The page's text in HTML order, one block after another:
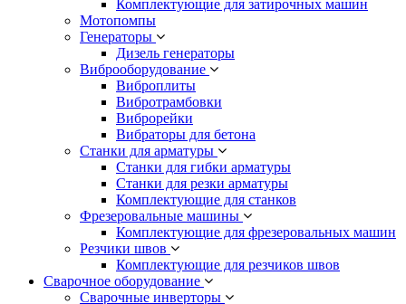
Комплектующие для затирочных машин
Мотопомпы
Генераторы
Дизель генераторы
Виброоборудование
Виброплиты
Вибротрамбовки
Виброрейки
Вибраторы для бетона
Станки для арматуры
Станки для гибки арматуры
Станки для резки арматуры
Комплектующие для станков
Фрезеровальные машины
Комплектующие для фрезеровальных машин
Резчики швов
Комплектующие для резчиков швов
Сварочное оборудование
Сварочные инверторы